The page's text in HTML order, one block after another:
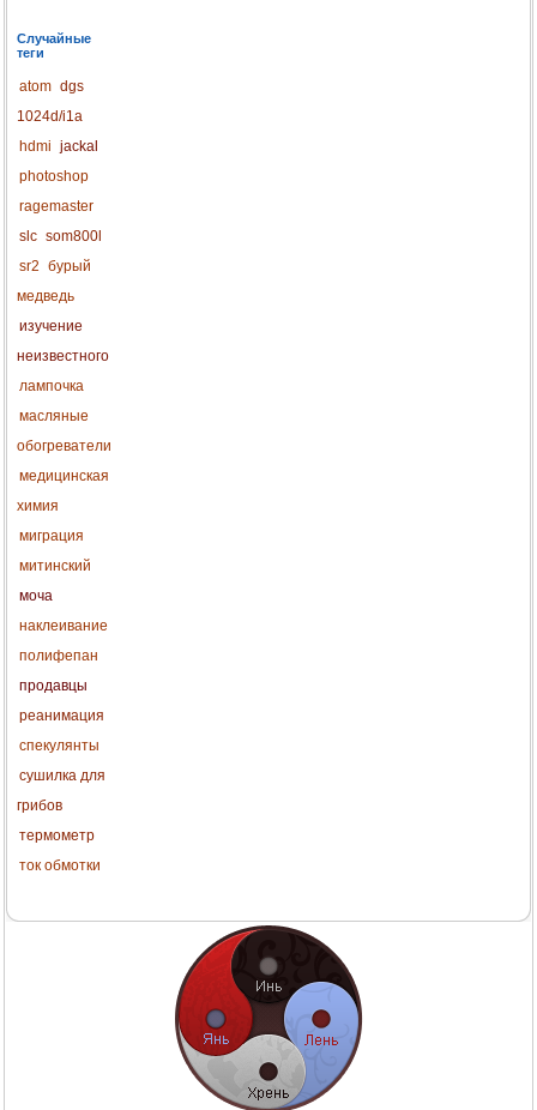
Случайные
теги
atom dgs
1024d/i1a
hdmi jackal
photoshop
ragemaster
slc som800l
sr2 бурый
медведь
изучение
неизвестного
лампочка
масляные
обогреватели
медицинская
химия
миграция
митинский
моча
наклеивание
полифепан
продавцы
реанимация
спекулянты
сушилка для
грибов
термометр
ток обмотки